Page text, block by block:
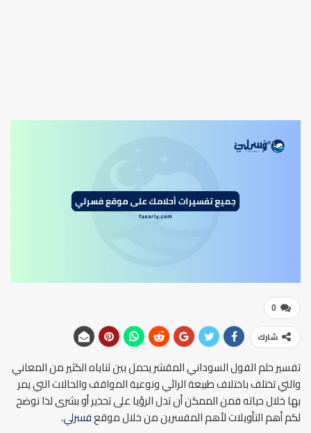
0
شارك
تفسير حلم الفول السوداني المقشر يحمل بين ثناياه الكثير من المعاني
والتي تختلف باختلاف طبيعة الرائي ونوعية المواقف والحالات التي يمر
بها خلال حياته فمن الممكن أن تدل الرؤيا على تحذير أو بشرى لذا نوضح
لكم أهم التأويلات لأهم المفسرين من خلال موقعفسرلي.